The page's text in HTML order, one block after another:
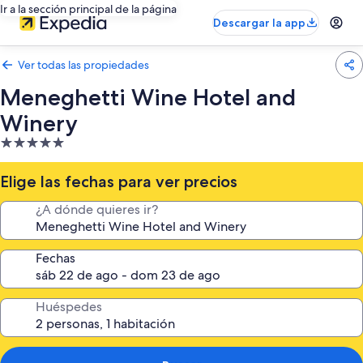
Ir a la sección principal de la página
Descargar la app
Ver todas las propiedades
Meneghetti Wine Hotel and
Winery
Propiedad
de
5.0
estrellas
Elige las fechas para ver precios
¿A dónde quieres ir?
Fechas
Huéspedes